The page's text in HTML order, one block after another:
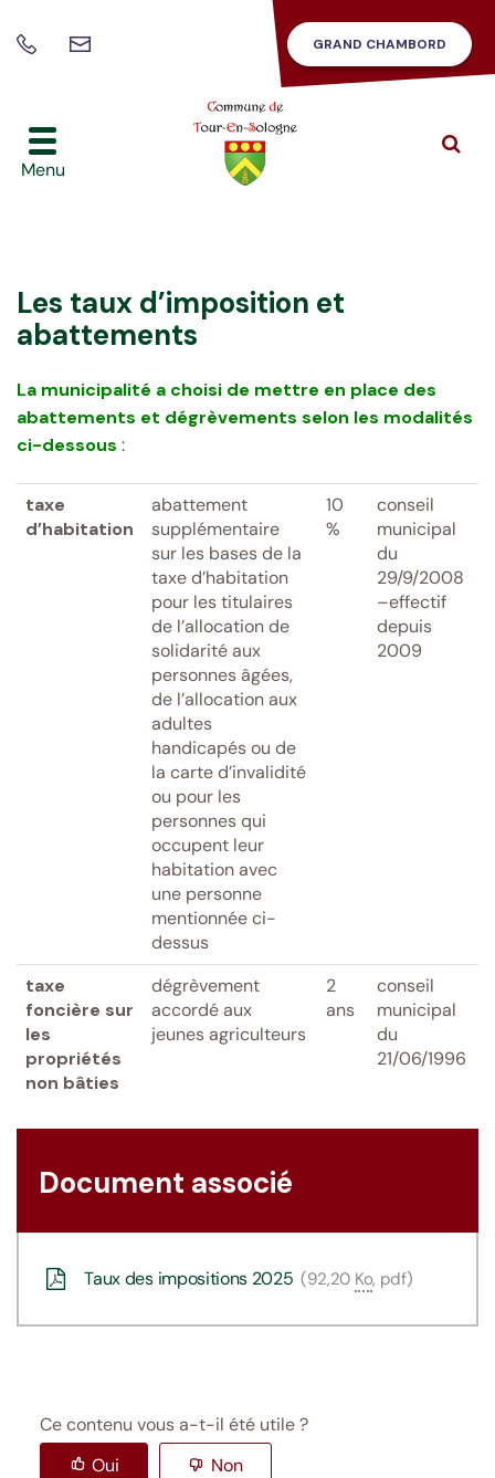
42
86
GRAND CHAMBORD
Menu
Les taux d’imposition et
abattements
La municipalité a choisi de mettre en place des
abattements et dégrèvements selon les modalités
ci-dessous :
taxe
d’habitation
abattement
supplémentaire
sur les bases de la
taxe d’habitation
pour les titulaires
de l’allocation de
solidarité aux
personnes âgées,
de l’allocation aux
adultes
handicapés ou de
la carte d’invalidité
ou pour les
personnes qui
occupent leur
habitation avec
une personne
mentionnée ci-
dessus
10
%
conseil
municipal
du
29/9/2008
–effectif
depuis
2009
taxe
foncière sur
les
propriétés
non bâties
dégrèvement
accordé aux
jeunes agriculteurs
2
ans
conseil
municipal
du
21/06/1996
Document associé
Taux des impositions 2025 92,20 Ko, pdf
Ce contenu vous a-t-il été utile ?
Oui
Non